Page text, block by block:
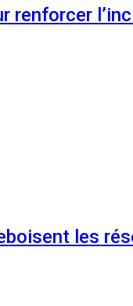
renforcer
les